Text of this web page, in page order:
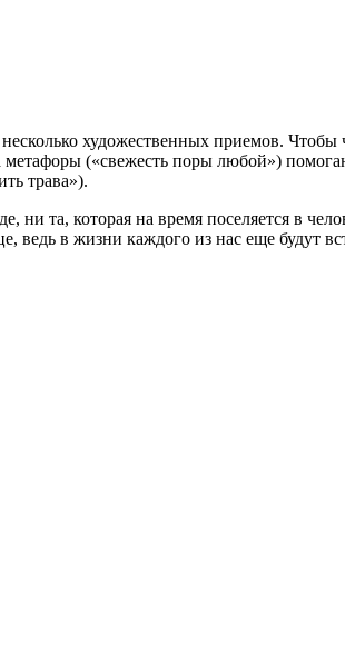
художественных приемов. Чтобы
метафоры («свежесть поры любой»)
трава»).
ни та, которая на время поселяется в
ведь в жизни каждого из нас еще будут